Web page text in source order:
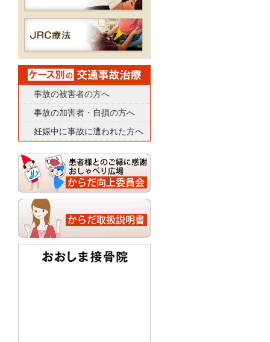
事故の被害者の方へ
事故の加害者・自損の方へ
妊娠中に事故に遭われた方へ